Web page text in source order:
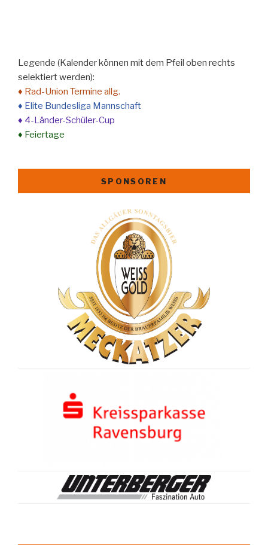
Legende (Kalender können mit dem Pfeil oben rechts
selektiert werden):
♦ Rad-Union Termine allg.
♦ Elite Bundesliga Mannschaft
♦ 4-Länder-Schüler-Cup
♦ Feiertage
SPONSOREN